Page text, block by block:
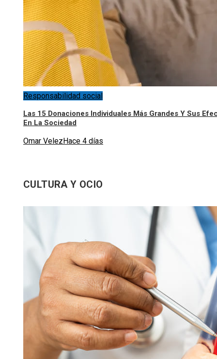
Responsabilidad social
Las 15 Donaciones Individuales Más Grandes Y Sus
En La Sociedad
Omar VelezHace 4 días
CULTURA Y OCIO